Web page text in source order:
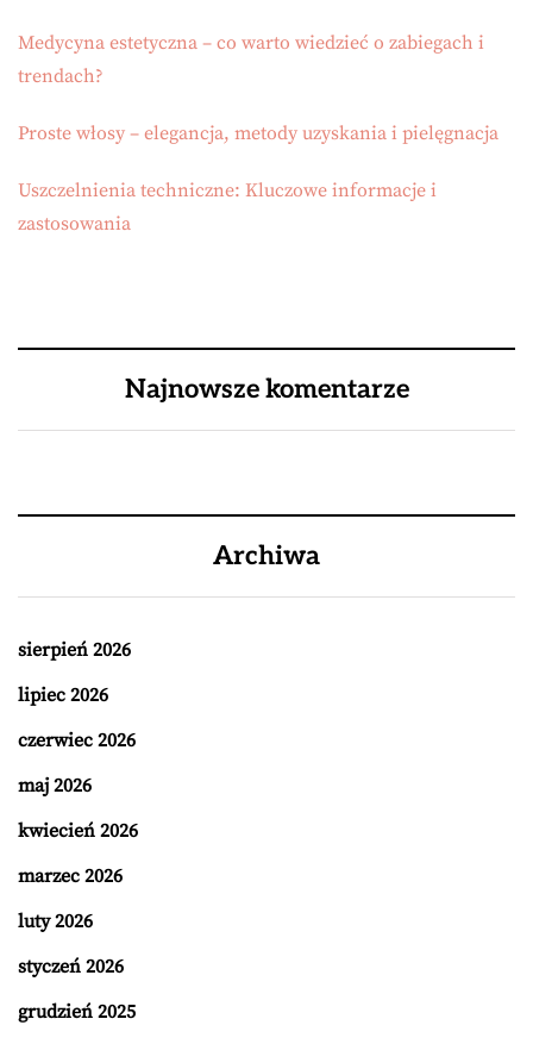
Medycyna estetyczna – co warto wiedzieć o zabiegach i
trendach?
Proste włosy – elegancja, metody uzyskania i pielęgnacja
Uszczelnienia techniczne: Kluczowe informacje i
zastosowania
Najnowsze komentarze
Archiwa
sierpień 2026
lipiec 2026
czerwiec 2026
maj 2026
kwiecień 2026
marzec 2026
luty 2026
styczeń 2026
grudzień 2025